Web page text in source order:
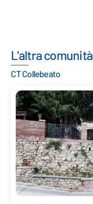
L'altra comunità
CT Collebeato